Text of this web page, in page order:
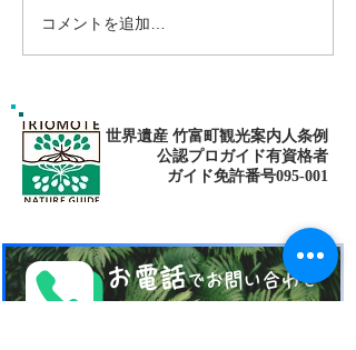
島旅で素敵な出逢い&冒険
へ〜🍍西表島カヌー
コメントを追加…
世界遺産 竹富町観光案内人条例
公認プロガイド有資格者
​ガイド免許番号095-001​​
お電話でお問い合わせ